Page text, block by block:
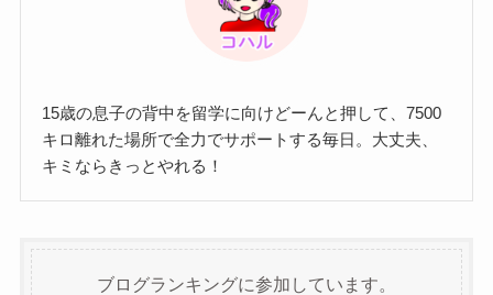
15歳の息子の背中を留学に向けどーんと押して、7500
キロ離れた場所で全力でサポートする毎日。大丈夫、
キミならきっとやれる！
ブログランキングに参加しています。